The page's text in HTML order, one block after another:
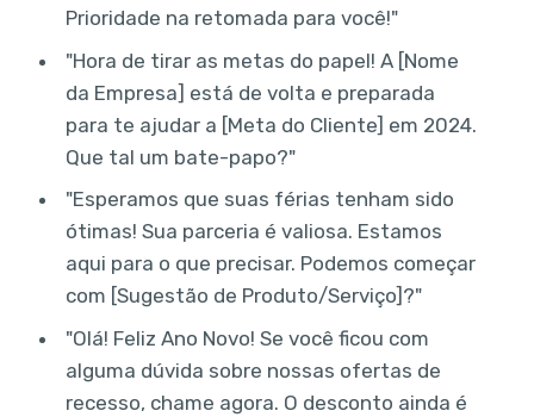
Prioridade na retomada para você!"
"Hora de tirar as metas do papel! A [Nome
da Empresa] está de volta e preparada
para te ajudar a [Meta do Cliente] em 2024.
Que tal um bate-papo?"
"Esperamos que suas férias tenham sido
ótimas! Sua parceria é valiosa. Estamos
aqui para o que precisar. Podemos começar
com [Sugestão de Produto/Serviço]?"
"Olá! Feliz Ano Novo! Se você ficou com
alguma dúvida sobre nossas ofertas de
recesso, chame agora. O desconto ainda é